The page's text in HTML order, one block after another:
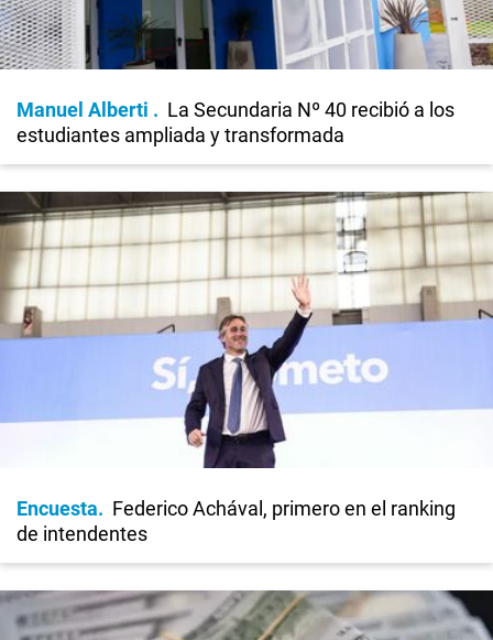
Manuel Alberti
La Secundaria Nº 40 recibió a los
estudiantes ampliada y transformada
Encuesta
Federico Achával, primero en el ranking
de intendentes